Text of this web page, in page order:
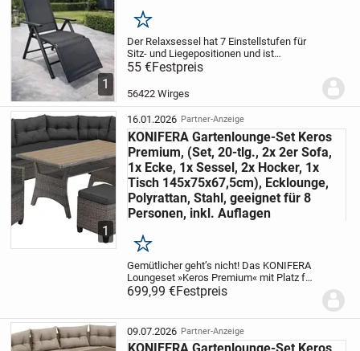
1
Merken
Der Relaxsessel hat 7 Einstellstufen für
Sitz- und Liegepositionen und ist
beständig gegen Witterungseinflüsse und
UV-Strahlung. Rostbeständig dank
pulverbeschichtetem Aluminiumrahmen.
Maximale...
55 €Festpreis
56422 Wirges
1
16.01.2026 Partner-Anzeige
KONIFERA Gartenlounge-Set Keros
Premium, (Set, 20-tlg., 2x 2er Sofa,
1x Ecke, 1x Sessel, 2x Hocker, 1x
Tisch 145x75x67,5cm), Ecklounge,
Polyrattan, Stahl, geeignet für 8
Personen, inkl. Auflagen
Merken
Gemütlicher geht’s nicht! Das KONIFERA
Loungeset »Keros Premium« mit Platz für
bis zu 8 Personen ist gemacht für
gesellige Sommerabende unter einem
teilige Gartenmöbe...
699,99 €Festpreis
09.07.2026 Partner-Anzeige